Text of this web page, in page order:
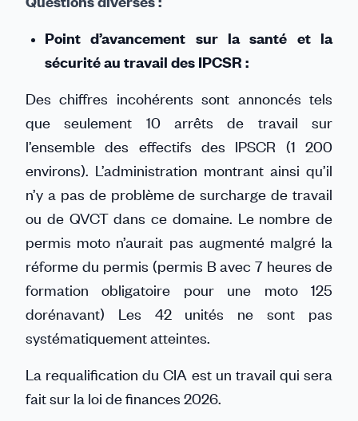
Point d’avancement sur la santé et la
sécurité au travail des IPCSR :
Des chiffres incohérents sont annoncés tels
que seulement 10 arrêts de travail sur
l’ensemble des effectifs des IPSCR (1 200
environs). L’administration montrant ainsi qu’il
n’y a pas de problème de surcharge de travail
ou de QVCT dans ce domaine. Le nombre de
permis moto n’aurait pas augmenté malgré la
réforme du permis (permis B avec 7 heures de
formation obligatoire pour une moto 125
dorénavant) Les 42 unités ne sont pas
systématiquement atteintes.
La requalification du CIA est un travail qui sera
fait sur la loi de finances 2026.